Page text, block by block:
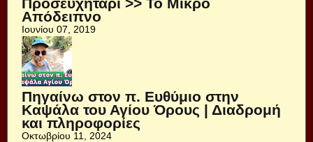
Απόδειπνο
Ιουνίου 07, 2019
Πηγαίνω στον π. Ευθύμιο στην
Καψάλα του Αγίου Όρους | Διαδρομή
και πληροφορίες
Οκτωβρίου 11, 2024